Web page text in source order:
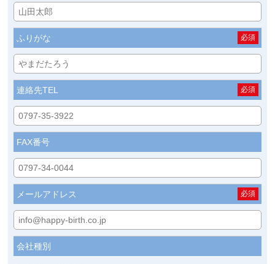
ふりがな 必須
連絡先TEL 必須
FAX番号
メールアドレス 必須
会社種別